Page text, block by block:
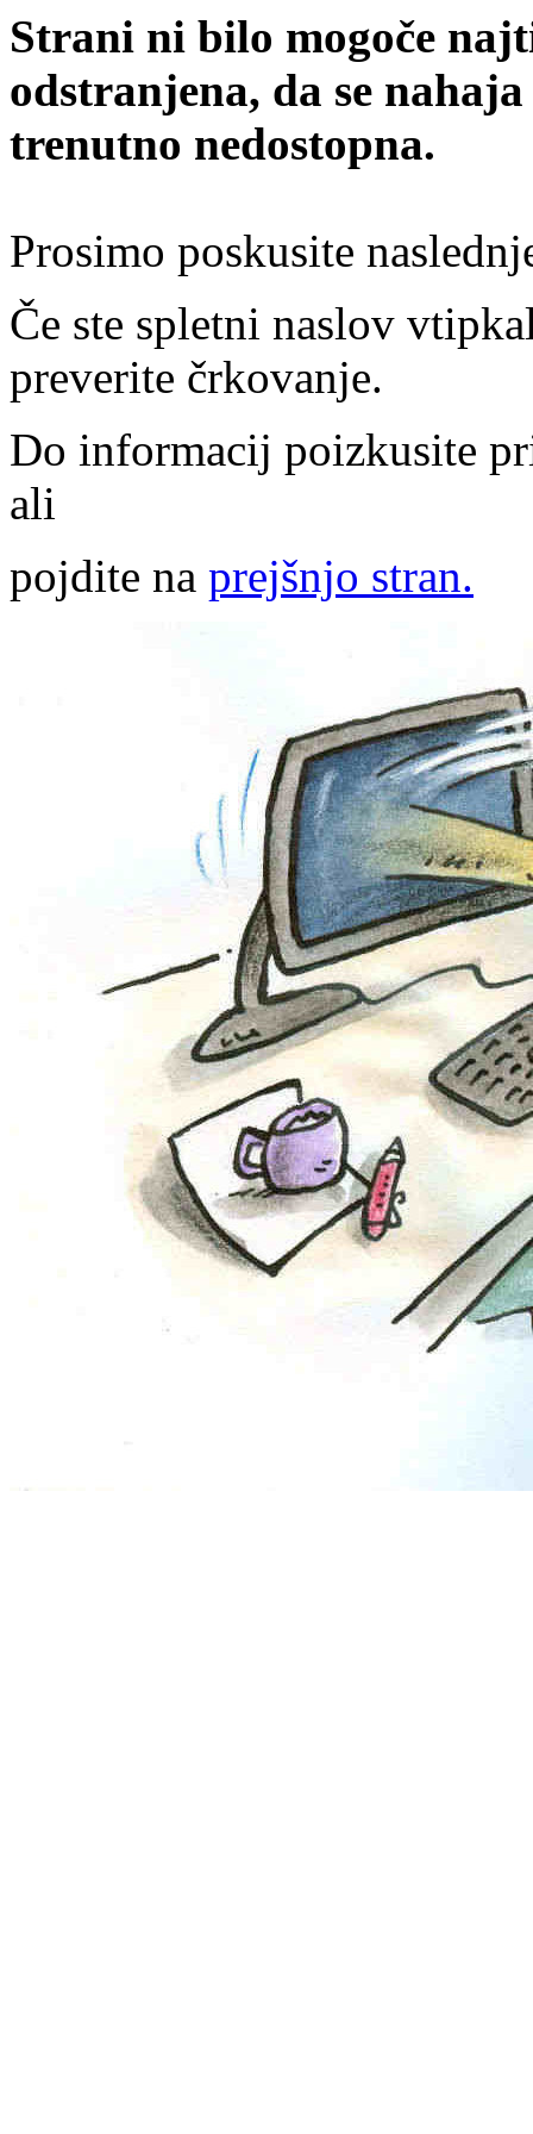
Strani ni bilo mogoče
odstranjena, da se
trenutno nedostopna.
Prosimo poskusite
Če ste spletni naslov
preverite črkovanje.
Do informacij poizkusite
ali
pojdite na prejšnjo stran.